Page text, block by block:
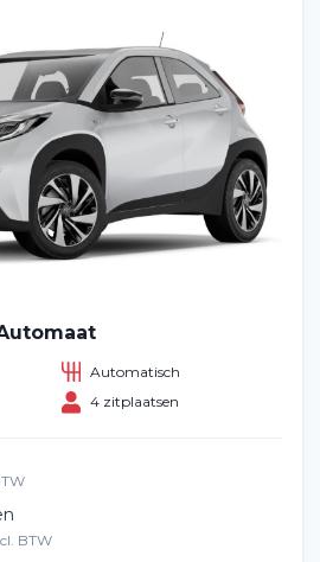
Automatisch
4 zitplaatsen
BTW